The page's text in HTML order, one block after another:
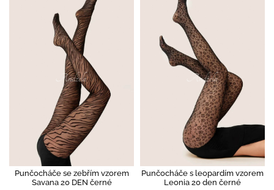
Punčocháče se zebřím vzorem
Savana 20 DEN černé
Punčocháče s leopardím vzorem
Leonia 20 den černé